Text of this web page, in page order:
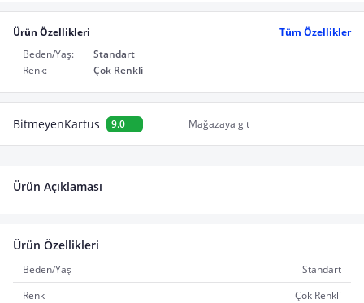
Ürün Özellikleri
Tüm Özellikler
Beden/Yaş:
Standart
Renk:
Çok Renkli
BitmeyenKartus 9.0 Mağazaya git
Ürün Açıklaması
Ürün Özellikleri
Beden/Yaş
Standart
Renk
Çok Renkli